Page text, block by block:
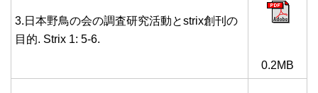
3.日本野鳥の会の調査研究活動とstrix創刊の
目的. Strix 1: 5-6.
0.2MB